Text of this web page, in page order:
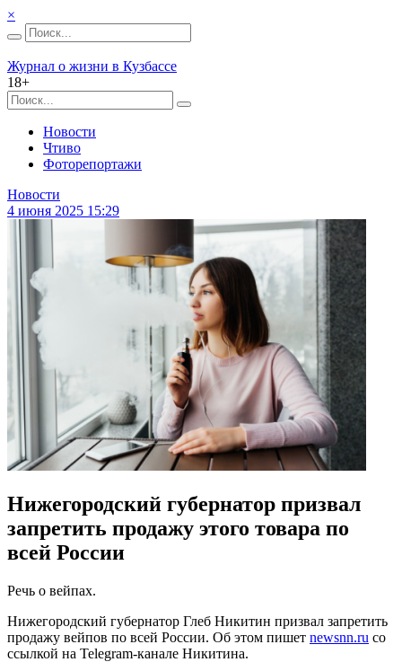
×
Журнал о жизни в Кузбассе
18+
Новости
Чтиво
Фоторепортажи
Новости
4 июня 2025 15:29
Нижегородский губернатор призвал
запретить продажу этого товара по
всей России
Речь о вейпах.
Нижегородский губернатор Глеб Никитин призвал запретить
продажу вейпов по всей России. Об этом пишет newsnn.ru со
ссылкой на Telegram-канале Никитина.